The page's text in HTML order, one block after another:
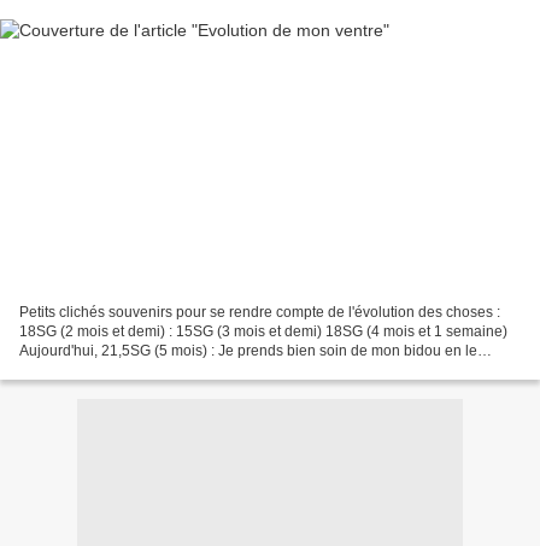
Petits clichés souvenirs pour se rendre compte de l'évolution des choses :
18SG (2 mois et demi) : 15SG (3 mois et demi) 18SG (4 mois et 1 semaine)
Aujourd'hui, 21,5SG (5 mois) : Je prends bien soin de mon bidou en le